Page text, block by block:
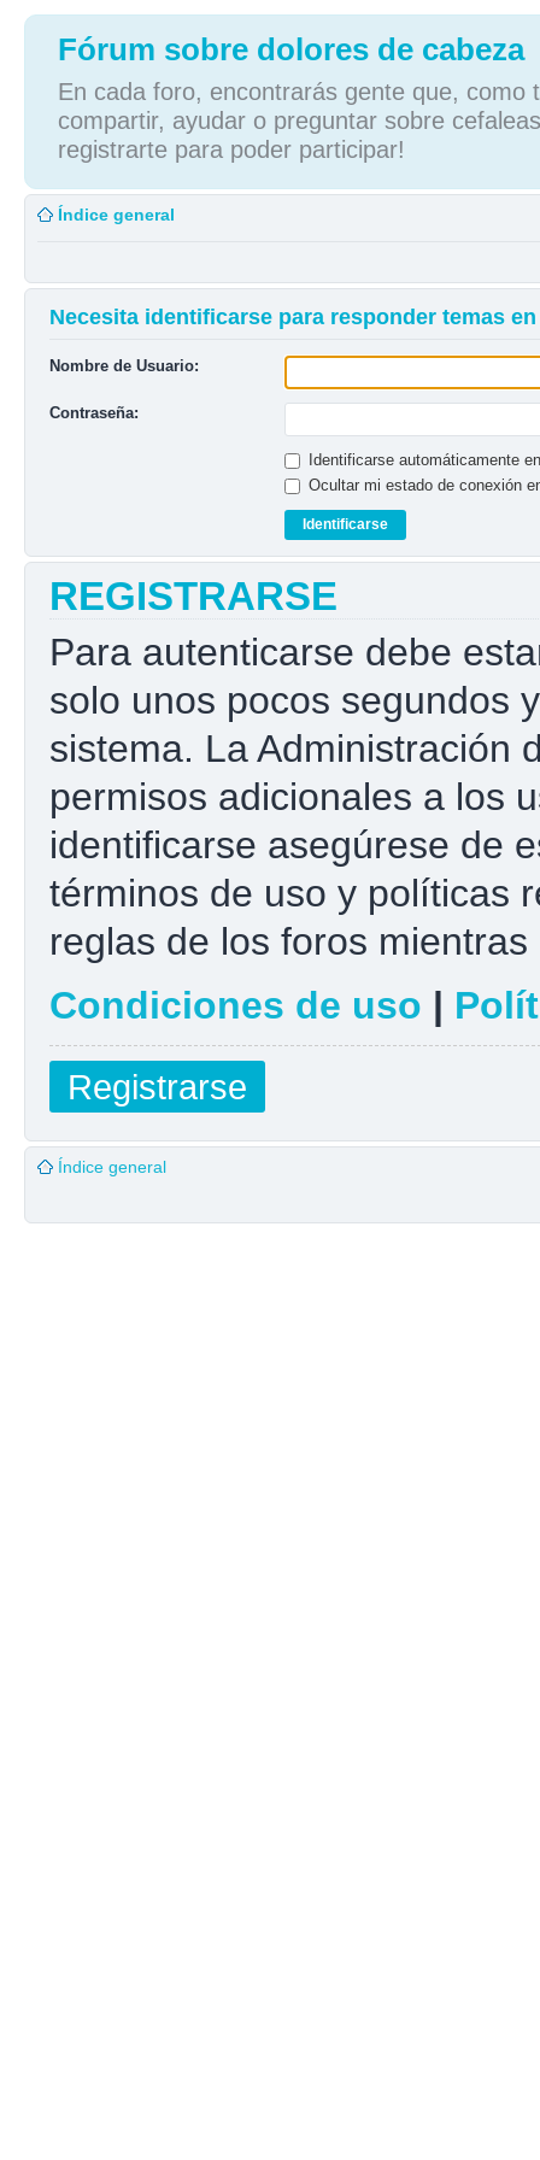
Fórum sobre dolores de cabeza
En cada foro, encontrarás gente que, como
compartir, ayudar o preguntar sobre
registrarte para poder participar!
Índice general
Necesita identificarse para responder temas
Nombre de Usuario:
Contraseña:
Identificarse automáticamente
Ocultar mi estado de conexión
REGISTRARSE
Para autenticarse debe
solo unos pocos segundos
sistema. La Administración
permisos adicionales a los
identificarse asegúrese de
términos de uso y políticas
reglas de los foros
Condiciones de uso |
Registrarse
Índice general